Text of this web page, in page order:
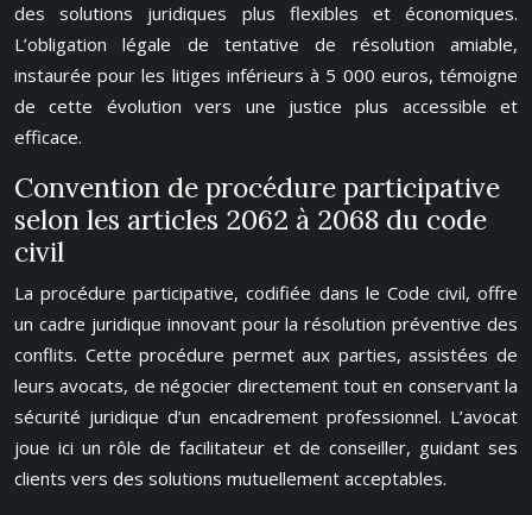
des solutions juridiques plus flexibles et économiques.
L’obligation légale de tentative de résolution amiable,
instaurée pour les litiges inférieurs à 5 000 euros, témoigne
de cette évolution vers une justice plus accessible et
efficace.
Convention de procédure participative
selon les articles 2062 à 2068 du code
civil
La procédure participative, codifiée dans le Code civil, offre
un cadre juridique innovant pour la résolution préventive des
conflits. Cette procédure permet aux parties, assistées de
leurs avocats, de négocier directement tout en conservant la
sécurité juridique d’un encadrement professionnel. L’avocat
joue ici un rôle de facilitateur et de conseiller, guidant ses
clients vers des solutions mutuellement acceptables.